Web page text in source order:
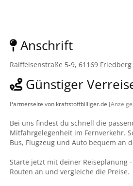
Anschrift
Raiffeisenstraße 5-9, 61169 Friedberg
Günstiger
Partnerseite von kraftstoffbilliger.de
Bei uns findest du schnell die
Mitfahrgelegenheit im Fernverkehr.
Bus, Flugzeug und Auto bequem an
Starte jetzt mit deiner Reiseplanung
Routen an und vergleiche die Preise.